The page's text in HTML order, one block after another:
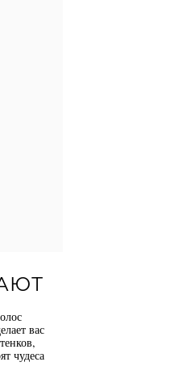
вас
чудеса